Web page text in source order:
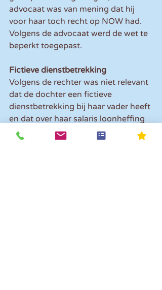
advocaat was van mening dat hij
voor haar toch recht op NOW had.
Volgens de advocaat werd de wet te
beperkt toegepast.
Fictieve dienstbetrekking
Volgens de rechter was niet relevant
dat de dochter een fictieve
dienstbetrekking bij haar vader heeft
en dat over haar salaris loonheffing
wordt ingehouden. Slechts is van
belang of er premies worden